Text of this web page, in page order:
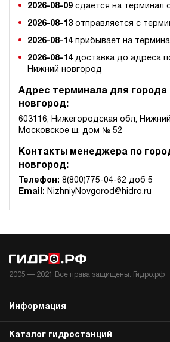
2026-08-09 сдается на терминал
2026-08-13 отправляется с
2026-08-14 прибывает на
2026-08-14 доставка до адреса
Нижний новгород
Адрес терминала для города
новгород:
603116, Нижегородская обл,
Московское ш, дом № 52
Контакты менеджера по
новгород:
Телефон: 8(800)775-04-62 доб 5
Email: NizhniyNovgorod@hidro.ru
2005 — 2021 Все права защищены. Гидро.рф
Каталог гидростанций
Информация